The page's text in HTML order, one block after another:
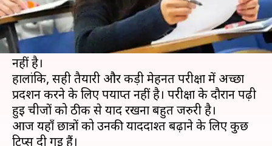
CBSE बोर्ड परीक्षा की तैयारी कई छात्रों के लिए एक
कठिन हो सकती है, लेकिन अगर वे कड़ी मेहनत करते हैं
और ठीक से तैयारी करते हैं तो उन्हें चिंता करने की जरुरत
नहीं है।
हालांकि, सही तैयारी और कड़ी मेहनत परीक्षा में अच्छा
प्रदर्शन करने के लिए पर्याप्त नहीं है। परीक्षा के दौरान पढ़ी
हुई चीजों को ठीक से याद रखना बहुत जरुरी है।
आज यहाँ छात्रों को उनकी याददाश्त बढ़ाने के लिए कुछ